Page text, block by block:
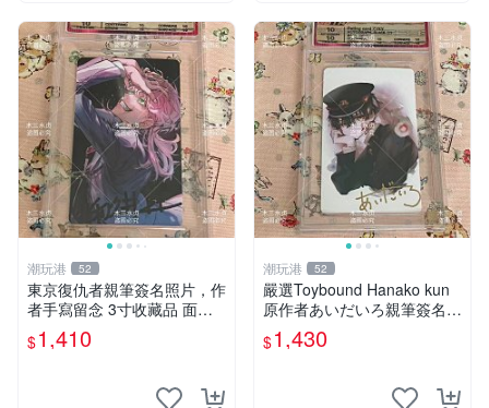
潮玩港 52
東京復仇者親筆簽名照片，作
者手寫留念 3寸收藏品 面簽
珍藏 東京裡ベンジャーズ 畫
家原創 約3x5.5cm 簽名版 國
$1,410
潮玩港 52
嚴選Toybound Hanako kun
原作者あいだいろ親筆簽名照
片，3英寸珍藏版 地縛少年花
子君 あいだいろ 簽名 照片
$1,430